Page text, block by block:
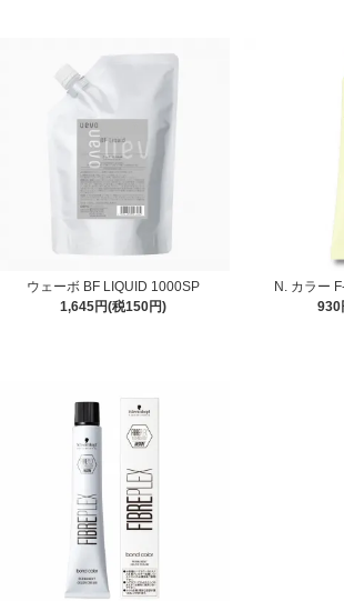
ウェーボ BF LIQUID 1000SP
1,645円(税150円)
N. カラー
930